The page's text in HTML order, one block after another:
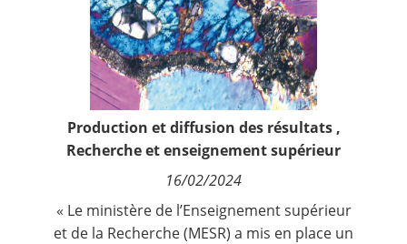
Production et diffusion des résultats,
Recherche et enseignement supérieur
16/02/2024
« Le ministère de l’Enseignement supérieur
et de la Recherche (MESR) a mis en place un